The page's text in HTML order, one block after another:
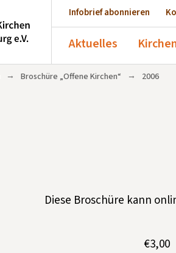
Infobrief abonnieren
Aktuelles
→ Broschüre „Offene Kirchen“ → 2006
Diese Broschüre kann
€3,00